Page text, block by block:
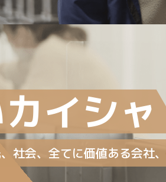
イシャ
社会、 全てに価値ある会社、